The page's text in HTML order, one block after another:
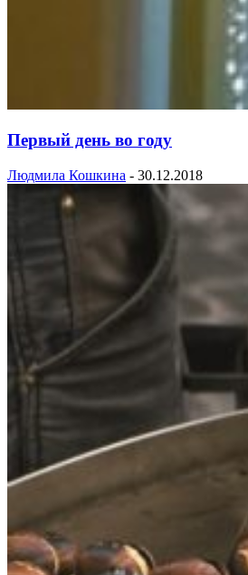
Первый день во году
Людмила Кошкина - 30.12.2018